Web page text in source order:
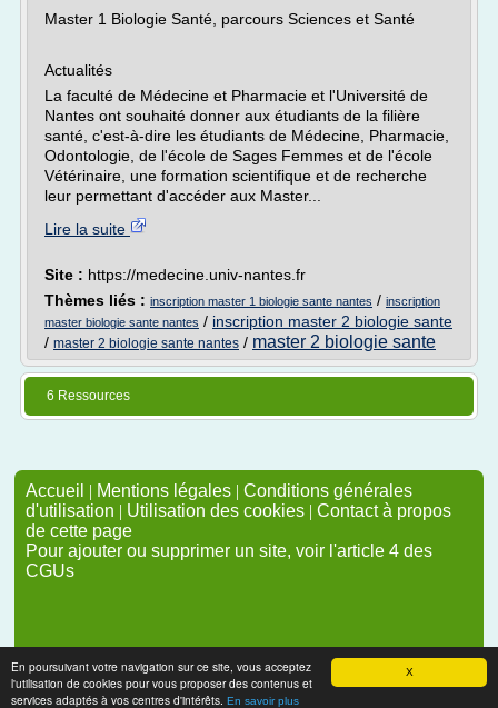
X
En poursuivant votre navigation sur ce site, vous acceptez
l'utilisation de cookies pour vous proposer des contenus et
services adaptés à vos centres d'intérêts. En savoir plus
Master 1 Biologie Santé, parcours Sciences et Santé
Actualités
La faculté de Médecine et Pharmacie et l'Université de
Nantes ont souhaité donner aux étudiants de la filière
santé, c'est-à-dire les étudiants de Médecine, Pharmacie,
Odontologie, de l'école de Sages Femmes et de l'école
Vétérinaire, une formation scientifique et de recherche
leur permettant d'accéder aux Master...
Lire la suite
Site : https://medecine.univ-nantes.fr
Thèmes liés : inscription master 1 biologie sante nantes / inscription
master biologie sante nantes / inscription master 2 biologie sante
/ master 2 biologie sante nantes / master 2 biologie sante
6 Ressources
Accueil | Mentions légales | Conditions générales
d'utilisation | Utilisation des cookies | Contact à propos
de cette page
Pour ajouter ou supprimer un site, voir l'article 4 des
CGUs